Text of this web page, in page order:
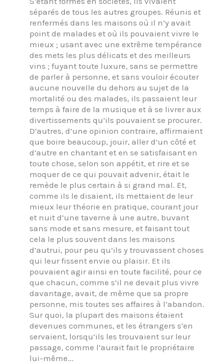
séparés de tous les autres groupes. Réunis et
renfermés dans les maisons où il n’y avait
point de malades et où ils pouvaient vivre le
mieux ; usant avec une extrême tempérance
des mets les plus délicats et des meilleurs
vins ; fuyant toute luxure, sans se permettre
de parler à personne, et sans vouloir écouter
aucune nouvelle du dehors au sujet de la
mortalité ou des malades, ils passaient leur
temps à faire de la musique et à se livrer aux
divertissements qu’ils pouvaient se procurer.
D’autres, d’une opinion contraire, affirmaient
que boire beaucoup, jouir, aller d’un côté et
d’autre en chantant et en se satisfaisant en
toute chose, selon son appétit, et rire et se
moquer de ce qui pouvait advenir, était le
remède le plus certain à si grand mal. Et,
comme ils le disaient, ils mettaient de leur
mieux leur théorie en pratique, courant jour
et nuit d’une taverne à une autre, buvant
sans mode et sans mesure, et faisant tout
cela le plus souvent dans les maisons
d’autrui, pour peu qu’ils y trouvassent choses
qui leur fissent envie ou plaisir. Et ils
pouvaient agir ainsi en toute facilité, pour ce
que chacun, comme s’il ne devait plus vivre
davantage, avait, de même que sa propre
personne, mis toutes ses affaires à l’abandon.
Sur quoi, la plupart des maisons étaient
devenues communes, et les étrangers s’en
servaient, lorsqu’ils les trouvaient sur leur
passage, comme l’aurait fait le propriétaire
lui-même...